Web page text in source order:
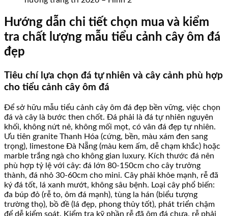
Hướng dẫn chi tiết chọn mua và kiểm
tra chất lượng mẫu tiểu cảnh cây ôm đá
đẹp
Tiêu chí lựa chọn đá tự nhiên và cây cảnh phù hợp
cho tiểu cảnh cây ôm đá
Để sở hữu mẫu tiểu cảnh cây ôm đá đẹp bền vững, việc chọn
đá và cây là bước then chốt. Đá phải là đá tự nhiên nguyên
khối, không nứt nẻ, không mối mọt, có vân đá đẹp tự nhiên.
Ưu tiên granite Thanh Hóa (cứng, bền, màu xám đen sang
trọng), limestone Đà Nẵng (màu kem ấm, dễ chạm khắc) hoặc
marble trắng ngà cho không gian luxury. Kích thước đá nên
phù hợp tỷ lệ với cây: đá lớn 80-150cm cho cây trưởng
thành, đá nhỏ 30-60cm cho mini. Cây phải khỏe mạnh, rễ đã
ký đá tốt, lá xanh mướt, không sâu bệnh. Loại cây phổ biến:
đa búp đỏ (rễ to, ôm đá mạnh), tùng la hán (biểu tượng
trường thọ), bồ đề (lá đẹp, phong thủy tốt), phát triển chậm
để dễ kiểm soát. Kiểm tra kỹ phần rễ đã ôm đá chưa, rễ phải